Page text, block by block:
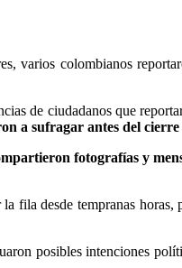
varios colombianos
de ciudadanos que
a sufragar antes del
fotografías y
fila desde tempranas horas,
posibles intenciones